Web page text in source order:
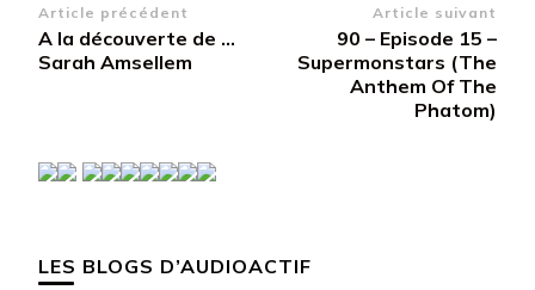
Navigation
d’article
Article précédent
A la découverte de …
Sarah Amsellem
Article suivant
90 – Episode 15 –
Supermonstars (The
Anthem Of The
Phatom)
LES BLOGS D’AUDIOACTIF